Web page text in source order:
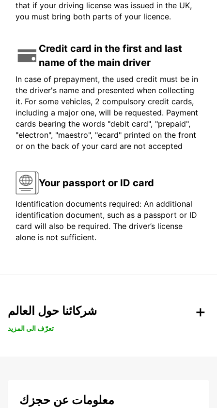
that if your driving license was issued in the UK,
you must bring both parts of your licence.
Credit card in the first and last
name of the main driver
In case of prepayment, the used credit must be in
the driver's name and presented when collecting
it. For some vehicles, 2 compulsory credit cards,
including a major one, will be requested. Payment
cards bearing the words "debit card", "prepaid",
"electron", "maestro", "ecard" printed on the front
or on the back of your card are not accepted
Your passport or ID card
Identification documents required: An additional
identification document, such as a passport or ID
card will also be required. The driver’s license
alone is not sufficient.
شركائنا حول العالم
تعرّف الى المزيد
معلومات عن حجزك